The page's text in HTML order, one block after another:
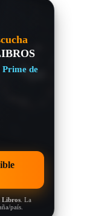
Prime de
Libros . La
país.